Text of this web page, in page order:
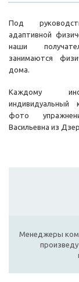
Под
адаптивной
наши
занимаются
дома.
Каждому
индивидуальный
фото
Васильевна из
Менеджеры